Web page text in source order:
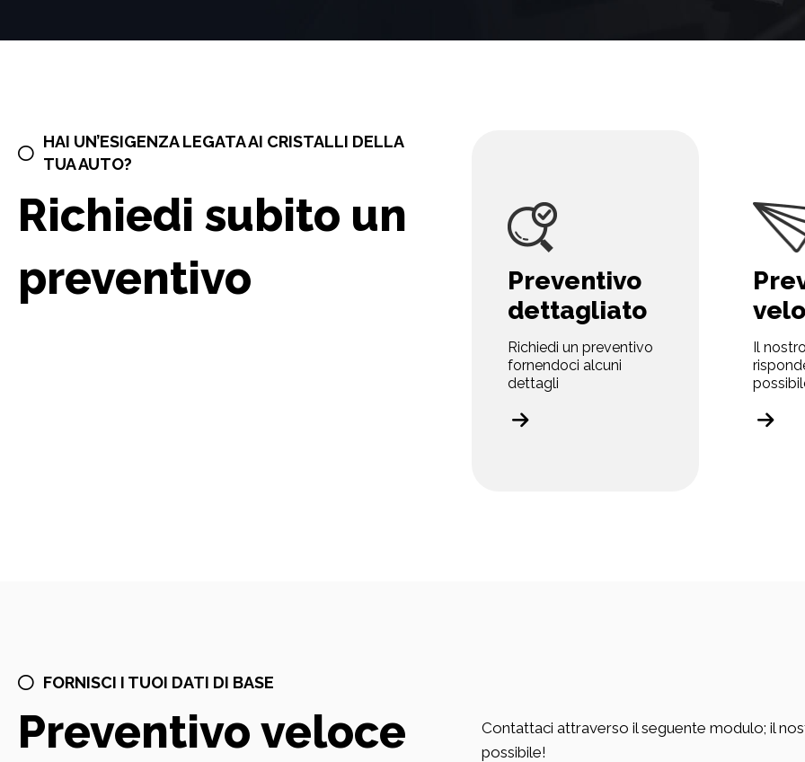
HAI UN’ESIGENZA LEGATA AI CRISTALLI DELLA
TUA AUTO?
Richiedi subito un
preventivo
Preventivo
dettagliato
Richiedi un preventivo
fornendoci alcuni
dettagli
Il
FORNISCI I TUOI DATI DI BASE
Preventivo veloce
Contattaci attraverso il seguente modulo; il
possibile!